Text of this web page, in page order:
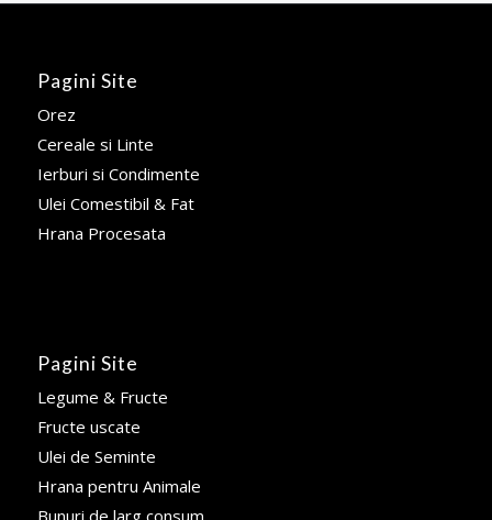
Pagini Site
Orez
Cereale si Linte
Ierburi si Condimente
Ulei Comestibil & Fat
Hrana Procesata
Pagini Site
Legume & Fructe
Fructe uscate
Ulei de Seminte
Hrana pentru Animale
Bunuri de larg consum